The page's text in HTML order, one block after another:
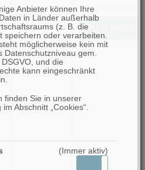
Anbieter können Ihre
in Länder außerhalb
(z. B. die
speichern oder verarbeiten.
möglicherweise kein mit
Datenschutzniveau gem.
und die
kann eingeschränkt
finden Sie in unserer
im Abschnitt „Cookies“.
(Immer aktiv)
1.159,00 € Zum